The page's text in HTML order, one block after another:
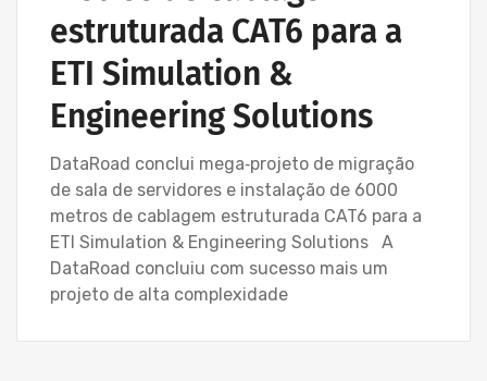
estruturada CAT6 para a
ETI Simulation &
Engineering Solutions
DataRoad conclui mega‑projeto de migração
de sala de servidores e instalação de 6000
metros de cablagem estruturada CAT6 para a
ETI Simulation & Engineering Solutions A
DataRoad concluiu com sucesso mais um
projeto de alta complexidade